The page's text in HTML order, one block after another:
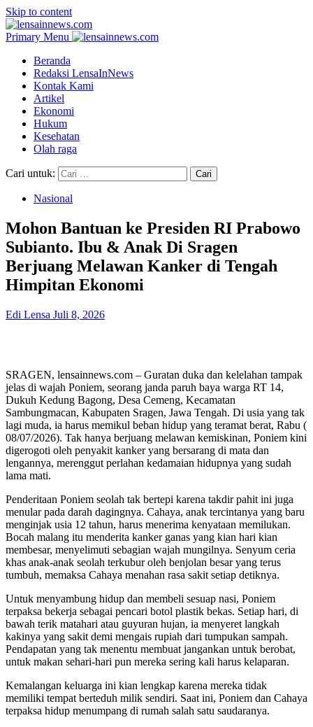
Skip to content
Primary Menu
Beranda
Redaksi LensaInNews
Kontak Kami
Artikel
Ekonomi
Hukum
Kesehatan
Olah raga
Cari untuk:
Nasional
Mohon Bantuan ke Presiden RI Prabowo
Subianto. Ibu & Anak Di Sragen
Berjuang Melawan Kanker di Tengah
Himpitan Ekonomi
Edi Lensa Juli 8, 2026
SRAGEN, lensainnews.com – Guratan duka dan kelelahan tampak
jelas di wajah Poniem, seorang janda paruh baya warga RT 14,
Dukuh Kedung Bagong, Desa Cemeng, Kecamatan
Sambungmacan, Kabupaten Sragen, Jawa Tengah. Di usia yang tak
lagi muda, ia harus memikul beban hidup yang teramat berat, Rabu (
08/07/2026). Tak hanya berjuang melawan kemiskinan, Poniem kini
digerogoti oleh penyakit kanker yang bersarang di mata dan
lengannya, merenggut perlahan kedamaian hidupnya yang sudah
lama mati.
Penderitaan Poniem seolah tak bertepi karena takdir pahit ini juga
menular pada darah dagingnya. Cahaya, anak tercintanya yang baru
menginjak usia 12 tahun, harus menerima kenyataan memilukan.
Bocah malang itu menderita kanker ganas yang kian hari kian
membesar, menyelimuti sebagian wajah mungilnya. Senyum ceria
khas anak-anak seolah terkubur oleh benjolan besar yang terus
tumbuh, memaksa Cahaya menahan rasa sakit setiap detiknya.
Untuk menyambung hidup dan membeli sesuap nasi, Poniem
terpaksa bekerja sebagai pencari botol plastik bekas. Setiap hari, di
bawah terik matahari atau guyuran hujan, ia menyeret langkah
kakinya yang sakit demi mengais rupiah dari tumpukan sampah.
Pendapatan yang tak menentu membuat jangankan untuk berobat,
untuk makan sehari-hari pun mereka sering kali harus kelaparan.
Kemalangan keluarga ini kian lengkap karena mereka tidak
memiliki tempat berteduh milik sendiri. Saat ini, Poniem dan Cahaya
terpaksa hidup menumpang di rumah salah satu saudaranya.